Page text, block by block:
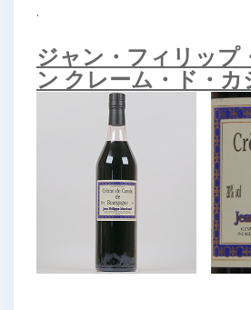
.
ジャン・フィリップ
ン クレーム・ド・カ